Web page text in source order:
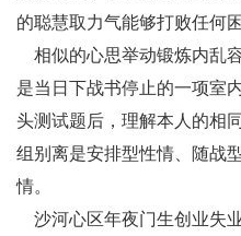
的聪慧取力气能够打败任何
相似的心思举动锻炼内乱
是当日下战书停止的一项室
头测试题后，理解本人的相
组别离是安排型性情、随战
情。
沙河心区年夜门生创业失